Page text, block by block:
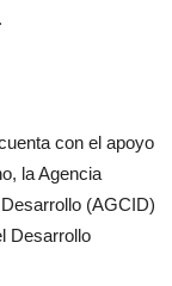
con el apoyo
la Agencia
(AGCID)
Desarrollo